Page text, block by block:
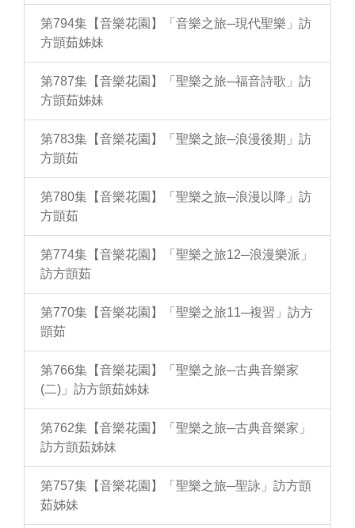
第794集【音樂花園】「音樂之旅─現代聖樂」訪
方顗茹姊妹
第787集【音樂花園】「聖樂之旅─福音詩歌」訪
方顗茹姊妹
第783集【音樂花園】「聖樂之旅─浪漫後期」訪
方顗茹
第780集【音樂花園】「聖樂之旅─浪漫以降」訪
方顗茹
第774集【音樂花園】「聖樂之旅12─浪漫樂派」
訪方顗茹
第770集【音樂花園】「聖樂之旅11─複習」訪方
顗茹
第766集【音樂花園】「聖樂之旅─古典音樂家
(二)」訪方顗茹姊妹
第762集【音樂花園】「聖樂之旅─古典音樂家」
訪方顗茹姊妹
第757集【音樂花園】「聖樂之旅─聖詠」訪方顗
茹姊妹